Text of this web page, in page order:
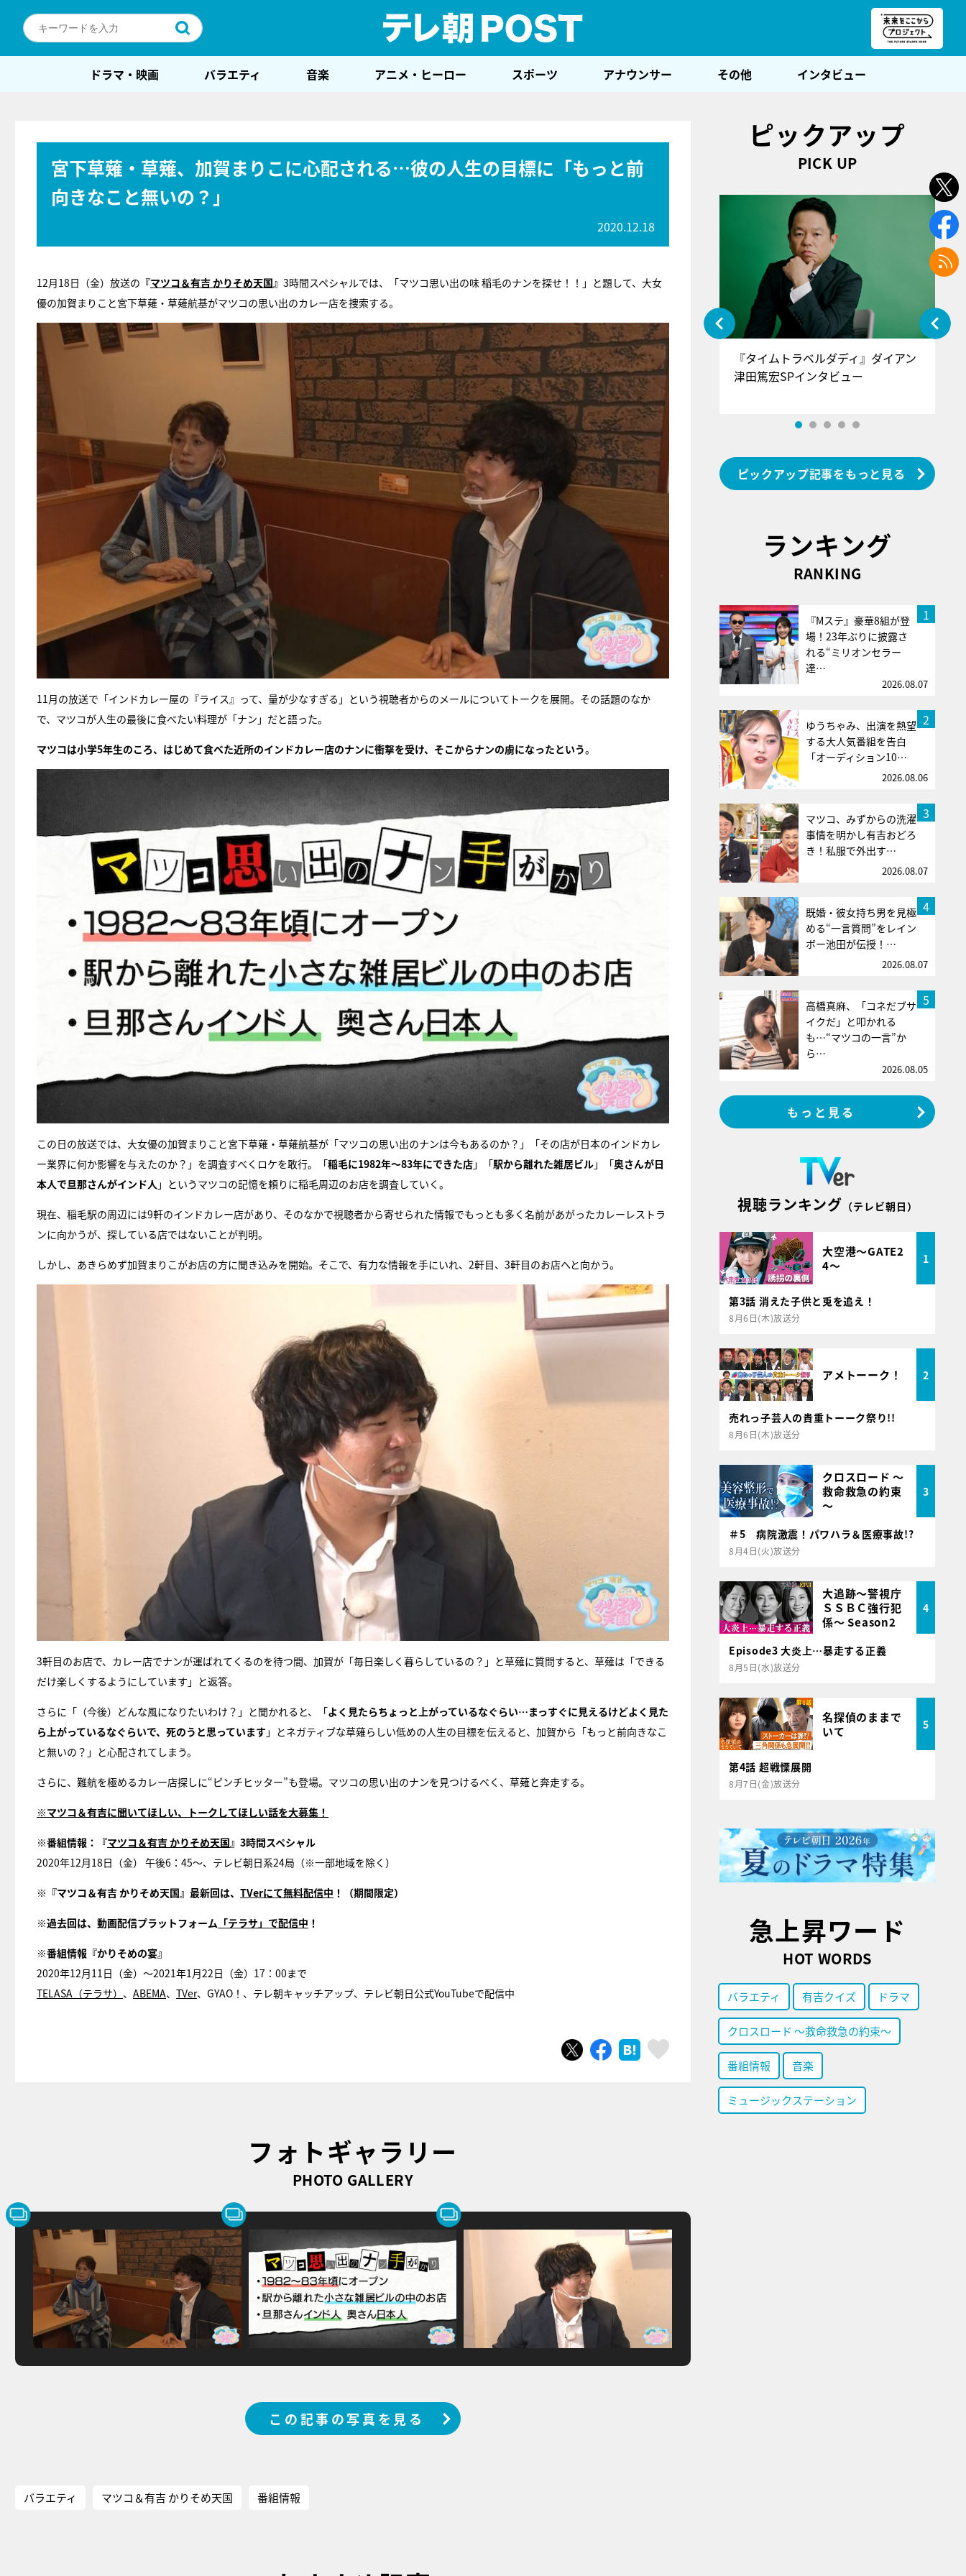
ドラマ・映画 バラエティ 音楽 アニメ・ヒーロー スポーツ アナウンサー その他 インタビュー
宮下草薙・草薙、加賀まりこに心配される…彼の人生の目標に「もっと前
向きなこと無いの？」
2020.12.18
12月18日（金）放送の 『マツコ＆有吉 かりそめ天国』 3時間スペシャルでは、「マツコ思い出の味 稲毛のナンを探せ！！」と題して、大女
優の加賀まりこと宮下草薙・草薙航基がマツコの思い出のカレー店を捜索する。
11月の放送で「インドカレー屋の『ライス』って、量が少なすぎる」という視聴者からのメールについてトークを展開。その話題のなか
で、マツコが人生の最後に食べたい料理が「ナン」だと語った。
マツコは小学5年生のころ、はじめて食べた近所のインドカレー店のナンに衝撃を受け、そこからナンの虜になったという。
この日の放送では、大女優の加賀まりこと宮下草薙・草薙航基が「マツコの思い出のナンは今もあるのか？」「その店が日本のインドカレ
ー業界に何か影響を与えたのか？」を調査すべくロケを敢行。「稲毛に1982年〜83年にできた店」「駅から離れた雑居ビル」「奥さんが日
本人で旦那さんがインド人 」というマツコの記憶を頼りに稲毛周辺のお店を調査していく。
現在、稲毛駅の周辺には9軒のインドカレー店があり、そのなかで視聴者から寄せられた情報でもっとも多く名前があがったカレーレストラ
ンに向かうが、探している店ではないことが判明。
しかし、あきらめず加賀まりこがお店の方に聞き込みを開始。そこで、有力な情報を手にいれ、2軒目、3軒目のお店へと向かう。
3軒目のお店で、カレー店でナンが運ばれてくるのを待つ間、加賀が「毎日楽しく暮らしているの？」と草薙に質問すると、草薙は「できる
だけ楽しくするようにしています」と返答。
さらに「（今後）どんな風になりたいわけ？」と聞かれると、「よく見たらちょっと上がっているなぐらい…まっすぐに見えるけどよく見た
ら上がっているなぐらいで、死のうと思っています 」とネガティブな草薙らしい低めの人生の目標を伝えると、加賀から「もっと前向きなこ
と無いの？」と心配されてしまう。
さらに、難航を極めるカレー店探しに“ピンチヒッター”も登場。マツコの思い出のナンを見つけるべく、草薙と奔走する。
※マツコ＆有吉に聞いてほしい、トークしてほしい話を大募集！
※番組情報：『マツコ＆有吉 かりそめ天国』3時間スペシャル
2020年12月18日（金） 午後6：45〜、テレビ朝日系24局（※一部地域を除く）
※『マツコ＆有吉 かりそめ天国』最新回は、 TVerにて無料配信中 ！（期間限定）
※過去回は、動画配信プラットフォーム 「テラサ」で配信中 ！
※番組情報『かりそめの宴』
2020年12月11日（金）～2021年1月22日（金）17：00まで
TELASA（テラサ） 、 ABEMA、 TVer、GYAO！、テレ朝キャッチアップ、テレビ朝日公式YouTubeで配信中
ツイートシェア はてブ スキボタン
フォトギャラリー
PHOTO GALLERY
この記事の写真を見る
バラエティ マツコ＆有吉 かりそめ天国 番組情報
ピックアップ
PICK UP
『アイ＝ラブ！げーみんぐ』＝LOV
E齋藤樹愛羅＆佐々木舞香SPインタ
ビュー
『タイムトラベルダディ』ダイアン
津田篤宏SPインタビュー
ピックアップ記事をもっと見る
ランキング
RANKING
1
『Mステ』豪華8組が登
場！23年ぶりに披露さ
れる“ミリオンセラー
達…
2026.08.07
2
ゆうちゃみ、出演を熱望
する大人気番組を告白
「オーディション10…
2026.08.06
3
マツコ、みずからの洗濯
事情を明かし有吉おどろ
き！私服で外出す…
2026.08.07
4
既婚・彼女持ち男を見極
める“一言質問”をレイン
ボー池田が伝授！…
2026.08.07
5
高橋真麻、「コネだブサ
イクだ」と叩かれる
も…“マツコの一言”か
ら…
2026.08.05
もっと見る
視聴ランキング （テレビ朝日）
大空港～GATE2
4～
1
第3話 消えた子供と兎を追え！
8月6日(木)放送分
アメトーーク！ 2
売れっ子芸人の貴重トーーク祭り!!
8月6日(木)放送分
クロスロード ～
救命救急の約束
～
3
＃5 病院激震！パワハラ＆医療事故!?
8月4日(火)放送分
大追跡～警視庁
ＳＳＢＣ強行犯
係～ Season2
4
Episode3 大炎上…暴走する正義
8月5日(水)放送分
名探偵のままで
いて
5
第4話 超戦慄展開
8月7日(金)放送分
急上昇ワード
HOT WORDS
バラエティ 有吉クイズ ドラマ
クロスロード ～救命救急の約束～
番組情報 音楽
ミュージックステーション